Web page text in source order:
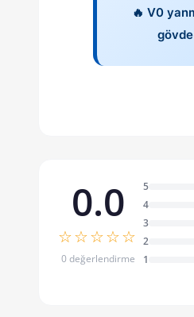
🔥 V0
0.0
☆☆☆☆☆
0 değerlendirme
5
4
3
2
1